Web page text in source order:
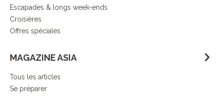
Escapades & longs week-ends
Croisières
Offres spéciales
MAGAZINE ASIA
Tous les articles
Se préparer